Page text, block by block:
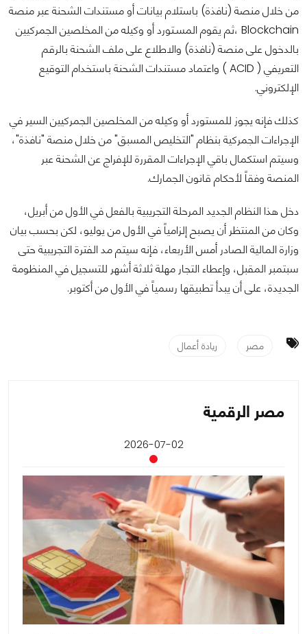
من خلال منصة (نافذة) باستلام بيانات أو مستندات الشحنة عبر منصة
Blockchain ،ثم يقوم المسـتورد أو وكيله من المخلصين الجمركيين
بالدخول على منصة (نافذة) والاطلاع على ملف الشحنة بالرقم
التعريفي ( ACID ) واعتماد مستندات الشحنة باستخدام التوقيع
الإلكتروني.
كذلك فإنه يجوز للمستورد أو وكيله من المخلصين الجمركيين السير في
الإجراءات الجمركية بنظام "التخليص المسبق" من خلال منصة "نافذة"،
وسيتم استكمال باقي الإجراءات المقررة للإفراج عن الشحنة عبر
المنصة وفقاً لأحكام قانون الجمارك.
دخل هذا النظام الجديد المرحلة التجريبية بالفعل في الأول من أبريل،
وكان من المنتظر أن يصبح إلزامياً في الأول من يوليو، لكن بحسب بيان
وزارة المالية الصادر أمس الأربعاء، فإنه سيتم مد الفترة التجريبية حتى
سبتمبر المقبل، وإعطاء التجار مهلة ثلاثة أشهر للتسجيل في المنظومة
الجديدة، على أن يبدأ تطبيقها رسمياً في الأول من أكتوبر.
مصر ريادة أعمال
مصر الرقمية
2026-07-02